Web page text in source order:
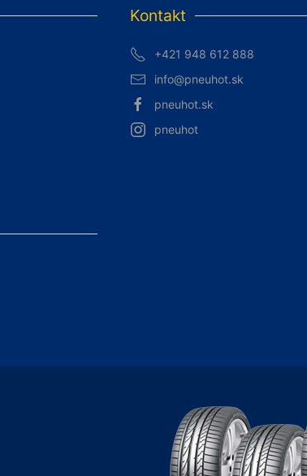
Kontakt
+421 948 612 888
info@pneuhot.sk
pneuhot.sk
pneuhot